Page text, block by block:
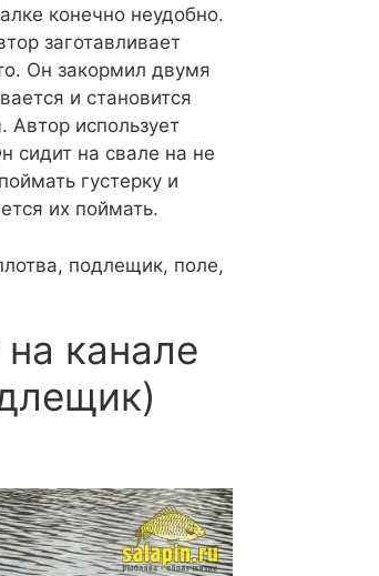
конечно неудобно.
заготавливает
Он закормил двумя
и становится
использует
сидит на свале на не
густерку и
их поймать.
подлещик, поле,
канале